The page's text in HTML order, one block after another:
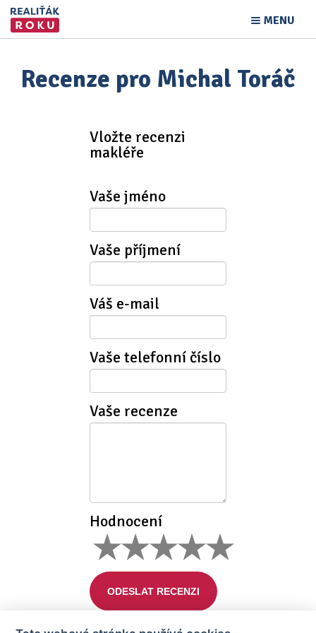
MENU
Recenze pro Michal Toráč
Vložte recenzi
makléře
Vaše jméno
Vaše příjmení
Váš e-mail
Vaše telefonní číslo
Vaše recenze
Hodnocení
ODESLAT RECENZI